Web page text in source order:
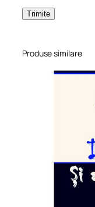
Produse similare